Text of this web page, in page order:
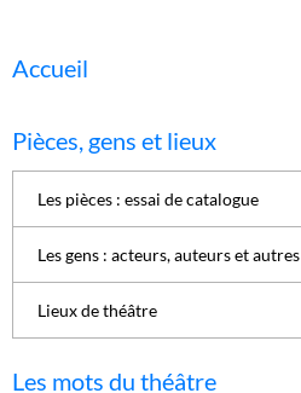
Accueil
Pièces, gens et lieux
Les pièces : essai de catalogue
Les gens : acteurs, auteurs et autres
Lieux de théâtre
Les mots du théâtre